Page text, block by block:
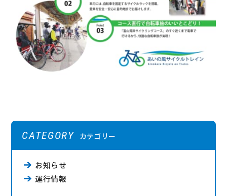
CATEGORY カテゴリー
お知らせ
運行情報